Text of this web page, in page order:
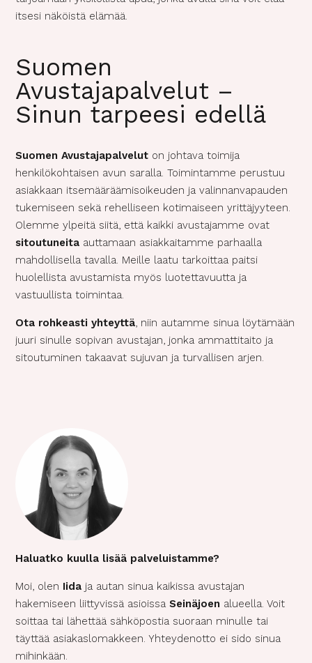
itsesi näköistä elämää.
Suomen
Avustajapalvelut –
Sinun tarpeesi edellä
Suomen Avustajapalvelut on johtava toimija
henkilökohtaisen avun saralla. Toimintamme perustuu
asiakkaan itsemääräämisoikeuden ja valinnanvapauden
tukemiseen sekä rehelliseen kotimaiseen yrittäjyyteen.
Olemme ylpeitä siitä, että kaikki avustajamme ovat
sitoutuneita auttamaan asiakkaitamme parhaalla
mahdollisella tavalla. Meille laatu tarkoittaa paitsi
huolellista avustamista myös luotettavuutta ja
vastuullista toimintaa.
Ota rohkeasti yhteyttä, niin autamme sinua löytämään
juuri sinulle sopivan avustajan, jonka ammattitaito ja
sitoutuminen takaavat sujuvan ja turvallisen arjen.
Haluatko kuulla lisää palveluistamme?
Moi, olen Iida ja autan sinua kaikissa avustajan
hakemiseen liittyvissä asioissaSeinäjoen alueella. Voit
soittaa tai lähettää sähköpostia suoraan minulle tai
täyttää asiakaslomakkeen. Yhteydenotto ei sido sinua
mihinkään.